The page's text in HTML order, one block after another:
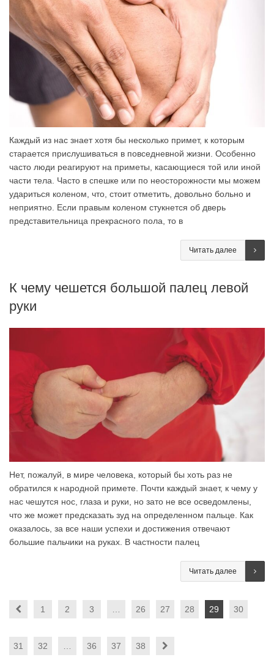
Каждый из нас знает хотя бы несколько примет, к которым
старается прислушиваться в повседневной жизни. Особенно
часто люди реагируют на приметы, касающиеся той или иной
части тела. Часто в спешке или по неосторожности мы можем
удариться коленом, что, стоит отметить, довольно больно и
неприятно. Если правым коленом стукнется об дверь
представительница прекрасного пола, то в
Читать далее
К чему чешется большой палец левой
руки
Нет, пожалуй, в мире человека, который бы хоть раз не
обратился к народной примете. Почти каждый знает, к чему у
нас чешутся нос, глаза и руки, но зато не все осведомлены,
что же может предсказать зуд на определенном пальце. Как
оказалось, за все наши успехи и достижения отвечают
большие пальчики на руках. В частности палец
Читать далее
1 2 3 26 27 28 29 30
31 32 36 37 38